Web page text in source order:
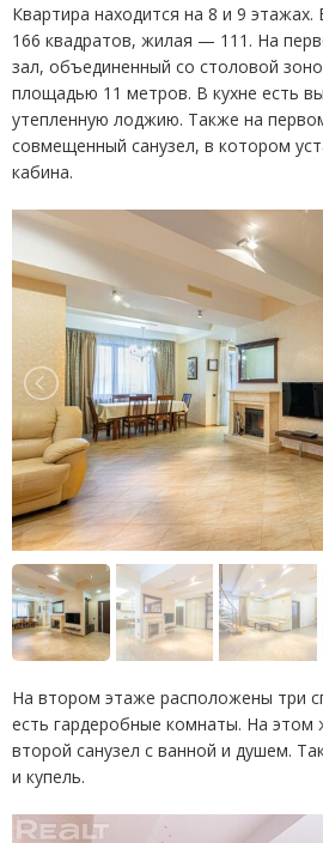
Квартира находится на 8 и 9
166 квадратов, жилая — 111. На
зал, объединенный со столовой
площадью 11 метров. В кухне есть
утепленную лоджию. Также на
совмещенный санузел, в котором
кабина.
На втором этаже расположены три
есть гардеробные комнаты. На
второй санузел с ванной и душем.
и купель.